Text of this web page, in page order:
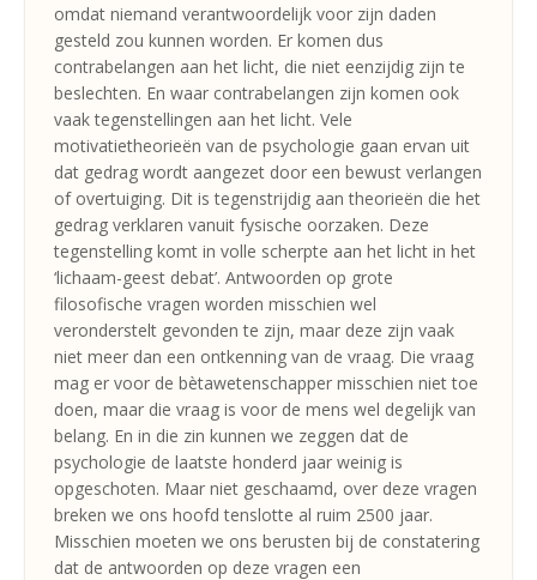
omdat niemand verantwoordelijk voor zijn daden
gesteld zou kunnen worden. Er komen dus
contrabelangen aan het licht, die niet eenzijdig zijn te
beslechten. En waar contrabelangen zijn komen ook
vaak tegenstellingen aan het licht. Vele
motivatietheorieën van de psychologie gaan ervan uit
dat gedrag wordt aangezet door een bewust verlangen
of overtuiging. Dit is tegenstrijdig aan theorieën die het
gedrag verklaren vanuit fysische oorzaken. Deze
tegenstelling komt in volle scherpte aan het licht in het
‘lichaam-geest debat’. Antwoorden op grote
filosofische vragen worden misschien wel
veronderstelt gevonden te zijn, maar deze zijn vaak
niet meer dan een ontkenning van de vraag. Die vraag
mag er voor de bètawetenschapper misschien niet toe
doen, maar die vraag is voor de mens wel degelijk van
belang. En in die zin kunnen we zeggen dat de
psychologie de laatste honderd jaar weinig is
opgeschoten. Maar niet geschaamd, over deze vragen
breken we ons hoofd tenslotte al ruim 2500 jaar.
Misschien moeten we ons berusten bij de constatering
dat de antwoorden op deze vragen een